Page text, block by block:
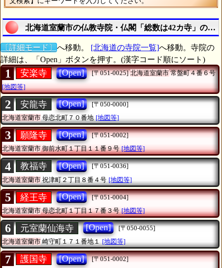
北海道室蘭市の仏教寺院・仏閣「総数は42カ寺」のす
〔詳細モード〕 へ移動。 [北海道の寺院一覧]へ移動。寺院の
詳細は、「Open」ボタンを押す。(漢字コード順にソート)
1 安楽寺 [Open] [〒051-0025] 北海道室蘭市常盤町４番６号
[地図等]
2 安龍寺 [Open]
[〒050-0000]
北海道室蘭市母恋北町７０番地 [地図等]
3 願隆寺 [Open]
[〒051-0002]
北海道室蘭市御前水町１丁目１１番９号 [地図等]
4 教福寺 [Open]
[〒051-0036]
北海道室蘭市 祝津町２丁目８番４号 [地図等]
5 経王寺 [Open]
[〒051-0004]
北海道室蘭市母恋北町１丁目１７番３号 [地図等]
6 元室蘭仙海寺 [Open]
[〒050-0055]
北海道室蘭市崎守町１７１番地１ [地図等]
7 護国寺 [Open]
[〒051-0002]